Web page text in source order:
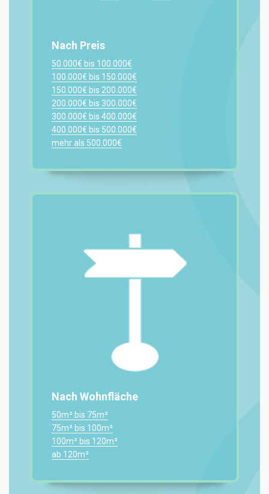
Nach Preis
50.000€ bis 100.000€
100.000€ bis 150.000€
150.000€ bis 200.000€
200.000€ bis 300.000€
300.000€ bis 400.000€
400.000€ bis 500.000€
mehr als 500.000€
Nach Wohnfläche
50m² bis 75m²
75m² bis 100m²
100m² bis 120m²
ab 120m²